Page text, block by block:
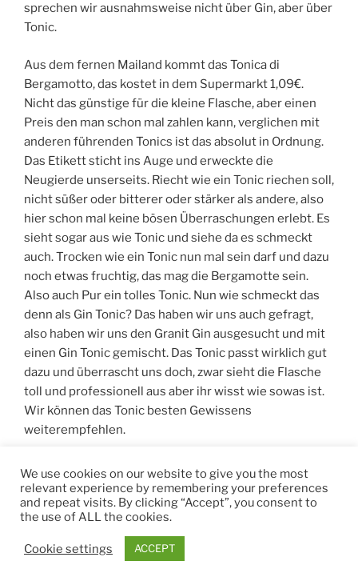
sprechen wir ausnahmsweise nicht über Gin, aber über
Tonic.
Aus dem fernen Mailand kommt das Tonica di
Bergamotto, das kostet in dem Supermarkt 1,09€.
Nicht das günstige für die kleine Flasche, aber einen
Preis den man schon mal zahlen kann, verglichen mit
anderen führenden Tonics ist das absolut in Ordnung.
Das Etikett sticht ins Auge und erweckte die
Neugierde unserseits. Riecht wie ein Tonic riechen soll,
nicht süßer oder bitterer oder stärker als andere, also
hier schon mal keine bösen Überraschungen erlebt. Es
sieht sogar aus wie Tonic und siehe da es schmeckt
auch. Trocken wie ein Tonic nun mal sein darf und dazu
noch etwas fruchtig, das mag die Bergamotte sein.
Also auch Pur ein tolles Tonic. Nun wie schmeckt das
denn als Gin Tonic? Das haben wir uns auch gefragt,
also haben wir uns den Granit Gin ausgesucht und mit
einen Gin Tonic gemischt. Das Tonic passt wirklich gut
dazu und überrascht uns doch, zwar sieht die Flasche
toll und professionell aus aber ihr wisst wie sowas ist.
Wir können das Tonic besten Gewissens
weiterempfehlen.
We use cookies on our website to give you the most
relevant experience by remembering your preferences
and repeat visits. By clicking “Accept”, you consent to
the use of ALL the cookies.
Cookie settings ACCEPT